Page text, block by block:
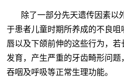
除了一部分先天遗传因素以
于患者儿童时期所养成的不良
唇以及下颌前伸的这些行为，
发育，产生严重的牙齿畸形问
吞咽及呼吸等正常生理功能。